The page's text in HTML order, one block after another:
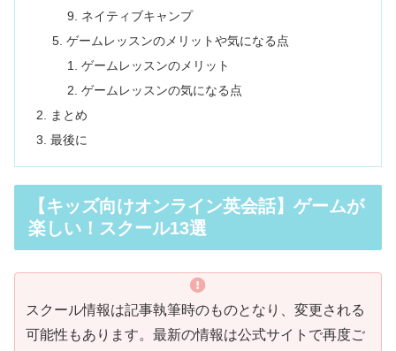
ネイティブキャンプ
ゲームレッスンのメリットや気になる点
ゲームレッスンのメリット
ゲームレッスンの気になる点
まとめ
最後に
【キッズ向けオンライン英会話】ゲームが
楽しい！スクール13選
スクール情報は記事執筆時のものとなり、変更される
可能性もあります。最新の情報は公式サイトで再度ご